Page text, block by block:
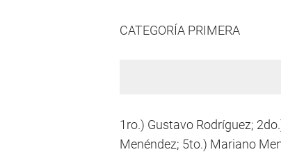
CATEGORÍA PRIMERA
1ro.) Gustavo Rodríguez;
Menéndez; 5to.) Mariano